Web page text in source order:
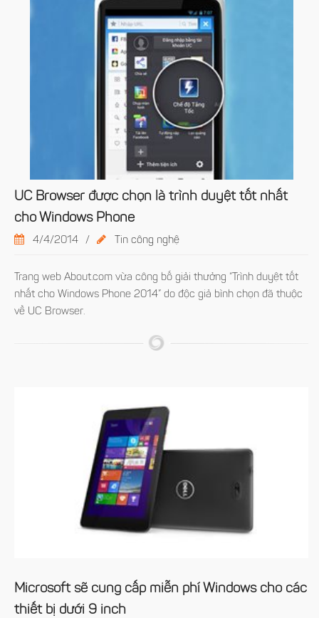
UC Browser được chọn là trình duyệt tốt nhất
cho Windows Phone
4/4/2014 / Tin công nghệ
Trang web About.com vừa công bố giải thưởng “Trình duyệt tốt
nhất cho Windows Phone 2014” do độc giả bình chọn đã thuộc
về UC Browser.
Microsoft sẽ cung cấp miễn phí Windows cho các
thiết bị dưới 9 inch